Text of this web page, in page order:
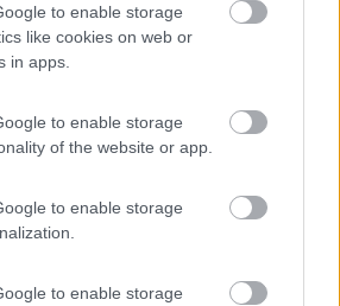
to enable storage
like cookies on web or
in apps.
to enable storage
of the website or app.
to enable storage
to enable storage
7 1
in un parco di ulivi secolari e a p...